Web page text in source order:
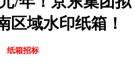
区域水印纸箱！
纸箱招标